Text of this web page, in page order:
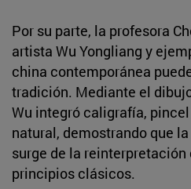
Por su parte, la profesora
artista Wu Yongliang y
china contemporánea
tradición. Mediante el
Wu integró caligrafía,
natural, demostrando que
surge de la
principios clásicos.